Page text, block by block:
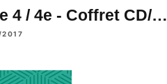
4 / 4e - Coffret CD/…